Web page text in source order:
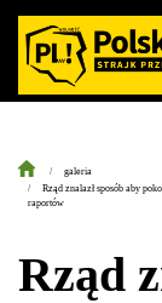
galeria
Rząd znalazł sposób aby
raportów
Rząd